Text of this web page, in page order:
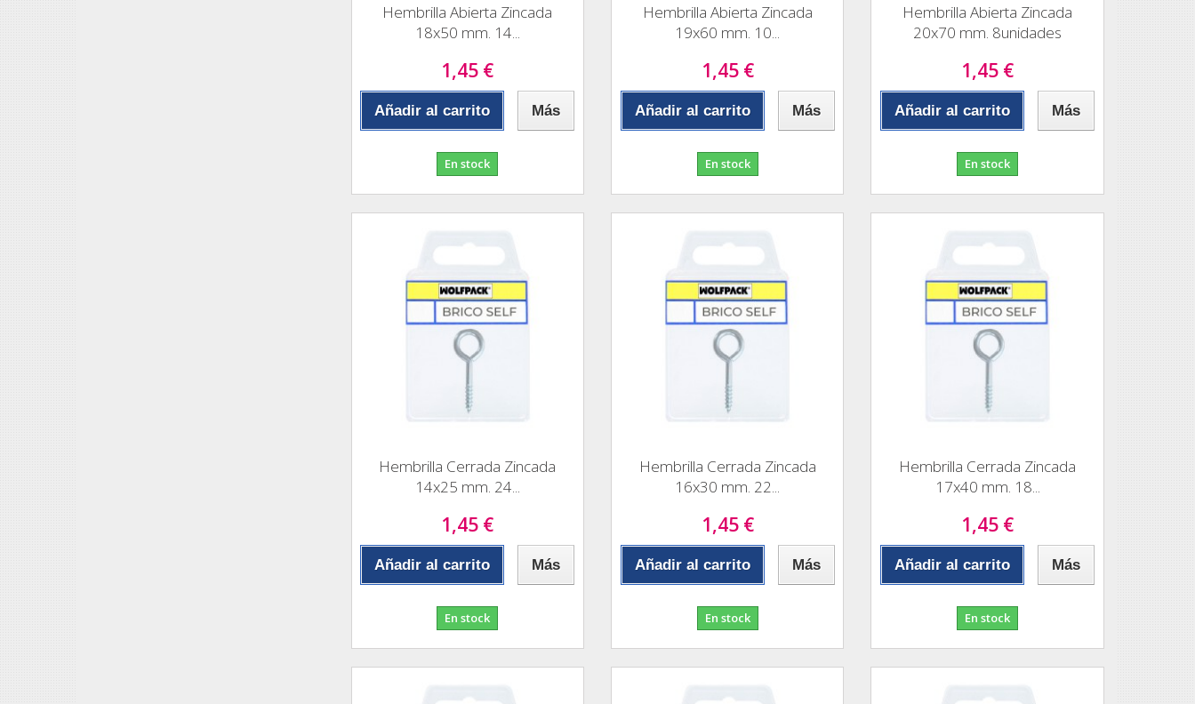
Hembrilla Abierta Zincada
18x50 mm. 14...
1,45 €
Añadir al carrito Más
En stock
Hembrilla Abierta Zincada
19x60 mm. 10...
1,45 €
Añadir al carrito Más
En stock
Hembrilla Abierta Zincada
20x70 mm. 8unidades
1,45 €
Añadir al carrito Más
En stock
Hembrilla Cerrada Zincada
14x25 mm. 24...
1,45 €
Añadir al carrito Más
En stock
Hembrilla Cerrada Zincada
16x30 mm. 22...
1,45 €
Añadir al carrito Más
En stock
Hembrilla Cerrada Zincada
17x40 mm. 18...
1,45 €
Añadir al carrito Más
En stock